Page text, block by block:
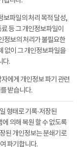
보파일의 처리 목적 달성,
등 그 개인정보파일이
정보의 처리가 불필요한
없이 그 개인정보파일을
다.
에게 개인정보 파기 관련
받습니다.
형태로 기록·저장된
의해 복원 할 수 없도록
된 개인정보는 분쇄기로
파기합니다.